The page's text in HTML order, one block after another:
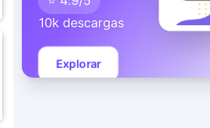
10k descargas
Explorar